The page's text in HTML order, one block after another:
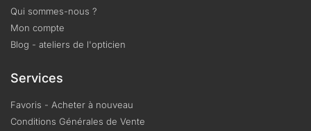
Qui sommes-nous ?
Mon compte
Blog - ateliers de l'opticien
Services
Favoris - Acheter à nouveau
Conditions Générales de Vente